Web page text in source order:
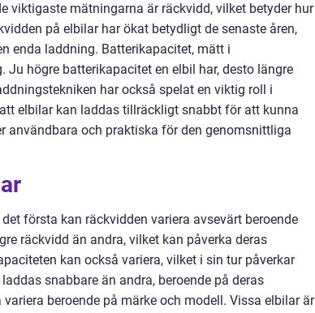
viktigaste mätningarna är räckvidd, vilket betyder hur
på elbilar har ökat betydligt de senaste åren,
enda laddning. Batterikapacitet, mätt i
högre batterikapacitet en elbil har, desto längre
har också spelat en viktig roll i
elbilar kan laddas tillräckligt snabbt för att kunna
användbara och praktiska för den genomsnittliga
första kan räckvidden variera avsevärt beroende
räckvidd än andra, vilket kan påverka deras
kan också variera, vilket i sin tur påverkar
snabbare än andra, beroende på deras
beroende på märke och modell. Vissa elbilar är